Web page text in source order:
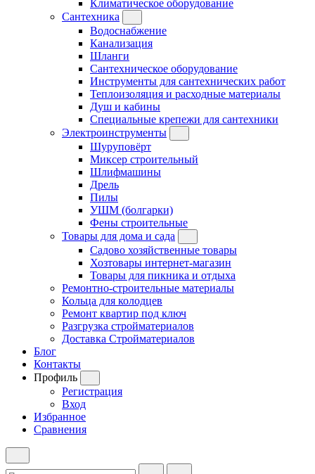
Климатическое оборудование
Сантехника
Водоснабжение
Канализация
Шланги
Сантехническое оборудование
Инструменты для сантехнических работ
Теплоизоляция и расходные материалы
Душ и кабины
Специальные крепежи для сантехники
Электроинструменты
Шуруповёрт
Миксер строительный
Шлифмашины
Дрель
Пилы
УШМ (болгарки)
Фены строительные
Товары для дома и сада
Садово хозяйственные товары
Хозтовары интернет-магазин
Товары для пикника и отдыха
Ремонтно-строительные материалы
Кольца для колодцев
Ремонт квартир под ключ
Разгрузка стройматериалов
Доставка Стройматериалов
Блог
Контакты
Профиль
Регистрация
Вход
Избранное
Сравнения